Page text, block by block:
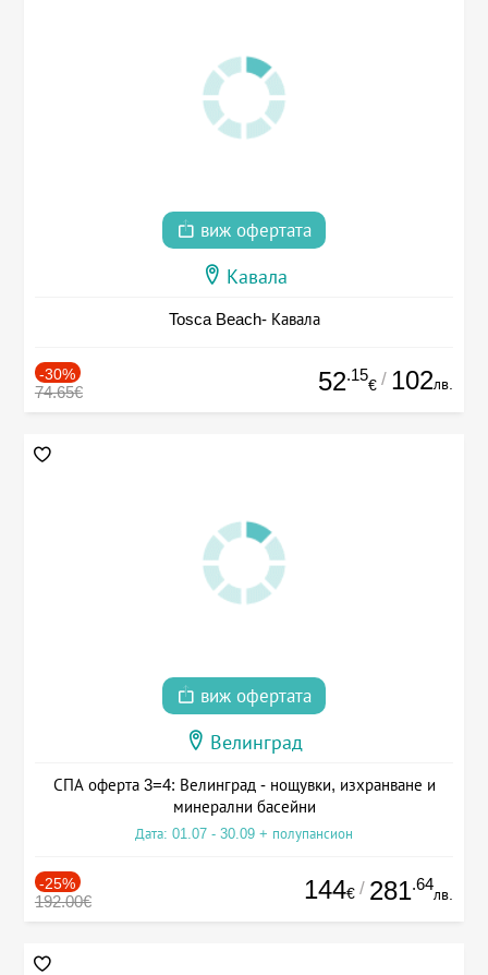
виж офертата
Кавала
Tosca Beach- Кавала
-30%
74.65€ 52.15
€ / 102лв.
виж офертата
Велинград
СПА оферта 3=4: Велинград - нощувки, изхранване и
минерални басейни
Дата: 01.07 - 30.09 + полупансион
-25%
192.00€ 144€ / 281.64
лв.